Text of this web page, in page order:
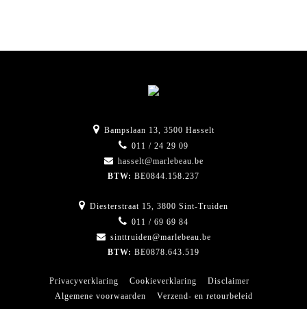
Bampslaan 13, 3500 Hasselt
011 / 24 29 09
hasselt@marlebeau.be
BTW: BE0844.158.237
Diesterstraat 15, 3800 Sint-Truiden
011 / 69 69 84
sinttruiden@marlebeau.be
BTW: BE0878.643.519
Privacyverklaring Cookieverklaring
Disclaimer
Algemene voorwaarden
Verzend- en retourbeleid